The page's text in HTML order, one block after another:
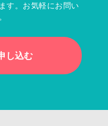
す。お気軽にお問い
し込む